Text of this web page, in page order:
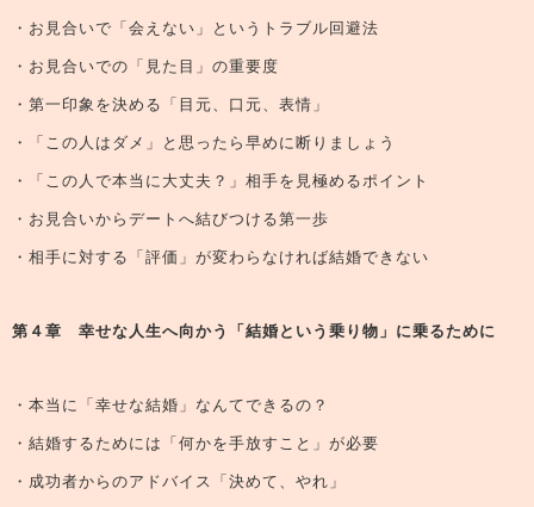
・お見合いで「会えない」というトラブル回避法
・お見合いでの「見た目」の重要度
・第一印象を決める「目元、口元、表情」
・「この人はダメ」と思ったら早めに断りましょう
・「この人で本当に大丈夫？」相手を見極めるポイント
・お見合いからデートへ結びつける第一歩
・相手に対する「評価」が変わらなければ結婚できない
第４章 幸せな人生へ向かう「結婚という乗り物」に乗るために
・本当に「幸せな結婚」なんてできるの？
・結婚するためには「何かを手放すこと」が必要
・成功者からのアドバイス「決めて、やれ」